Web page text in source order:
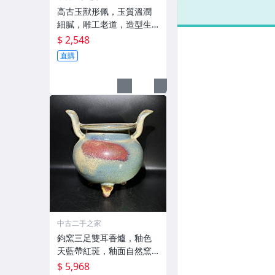
高古玉獸形佩，玉質溫潤
細膩，雕工老道，造型生
動，整
$ 2,548
直購
中古二手之家
鈞窯三足雙耳香爐，釉色
天藍帶紅斑，釉面自然窯
變，造
$ 5,968